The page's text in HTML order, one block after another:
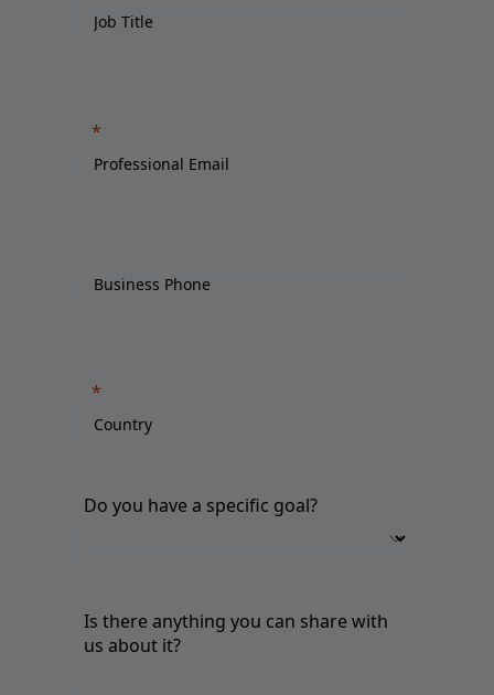
Do you have a specific goal?
Is there anything you can share with
us about it?